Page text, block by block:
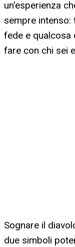
un'esperienza
sempre intenso:
fede e qualcosa
fare con chi sei
Sognare il
due simboli